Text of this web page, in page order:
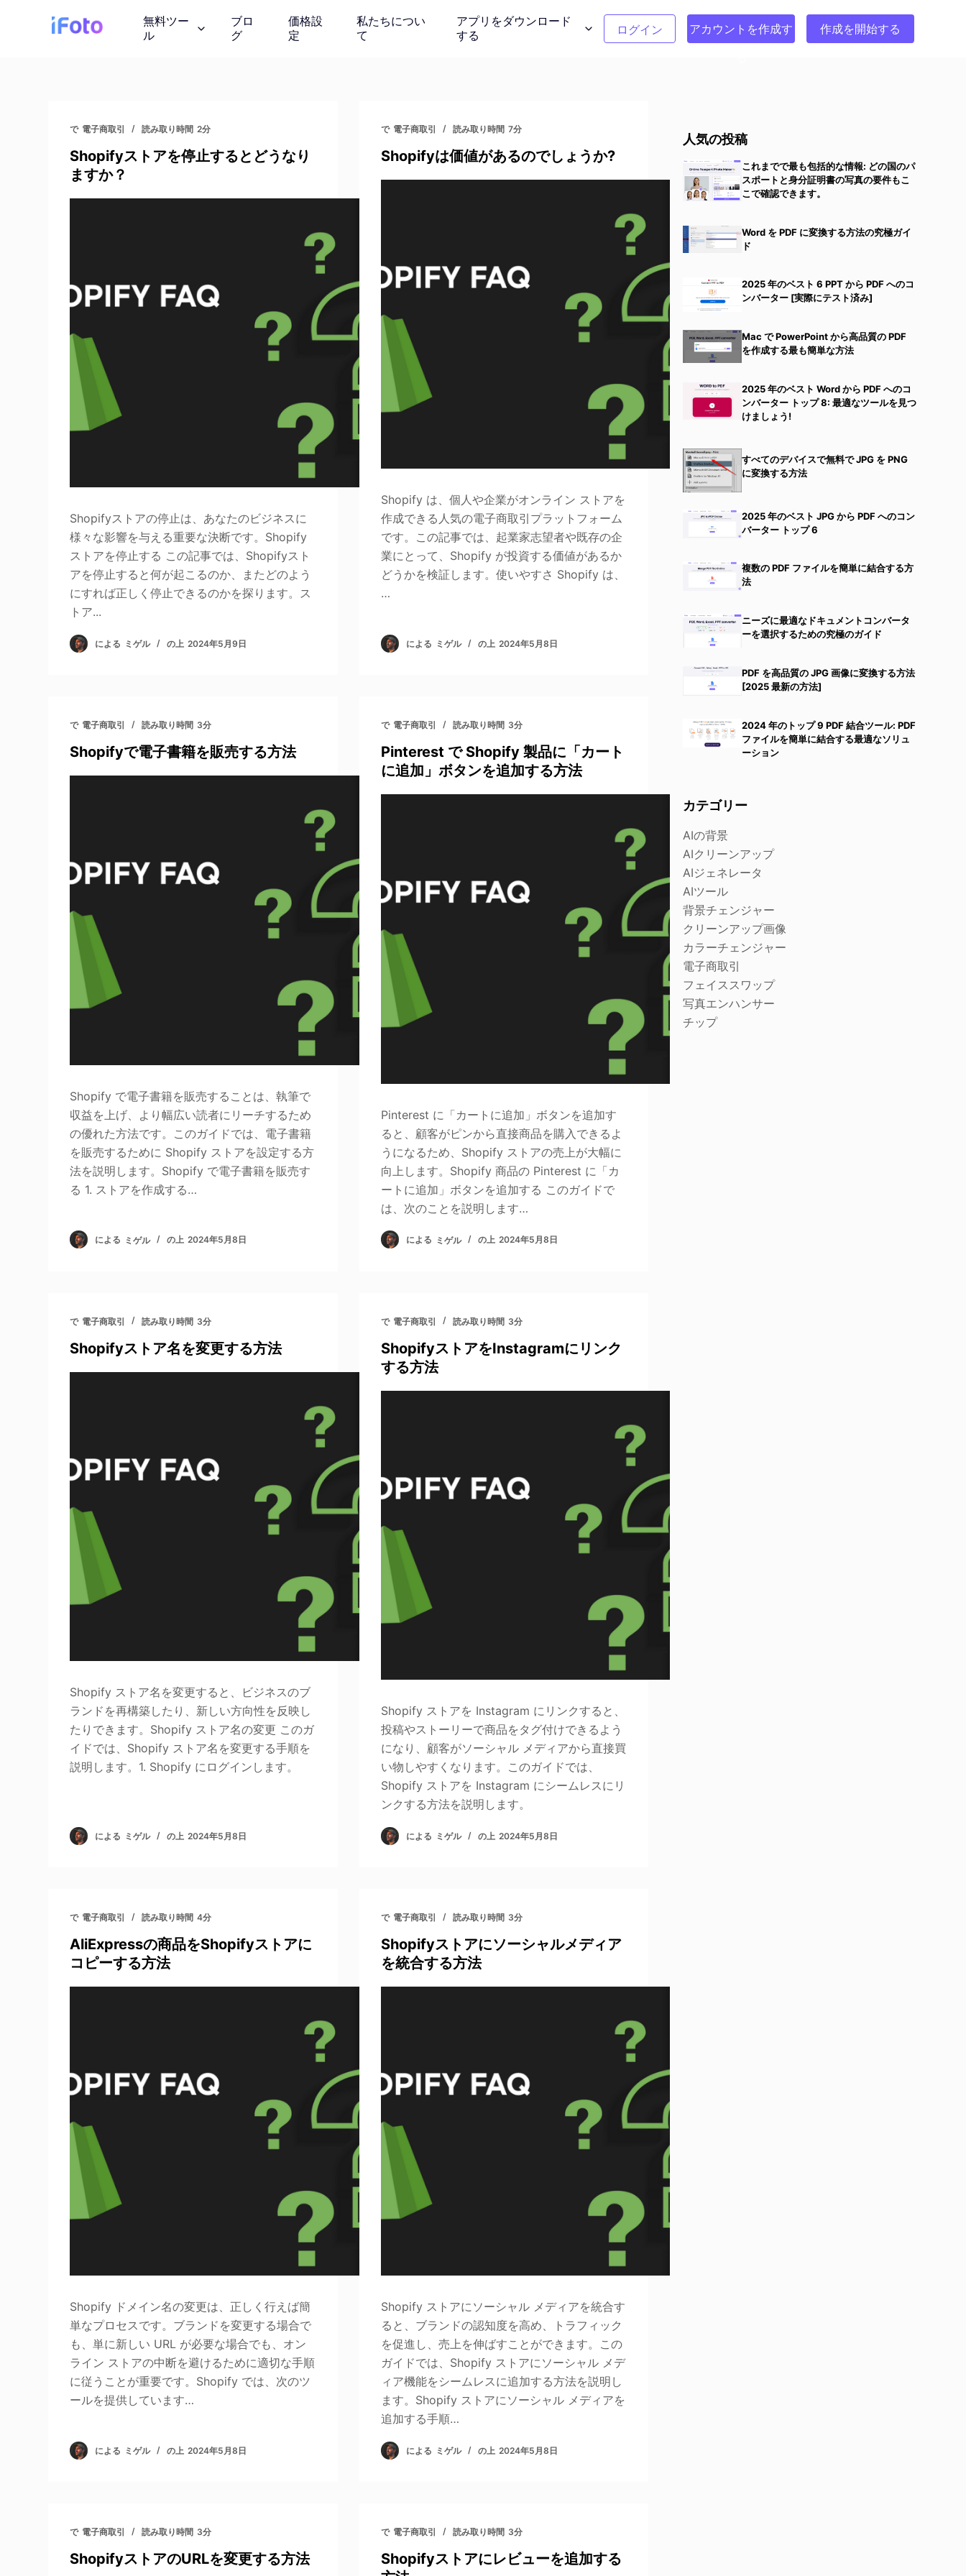
無料ツー
ル
背景チェンジャー 衣服の色の変更
ロイヤリティフリーの写真を再考しま
写真エンハンサー
画質を向上させる
ブロ
グ
価格設
定
私たちについ
て
アプリをダウンロード
する
ログイン
アカウントを作成す
作成を開始する
で 電子商取引 読み取り時間 2分
Shopifyストアを停止するとどうなり
ますか？
Shopifyストアの停止は、あなたのビジネスに
様々な影響を与える重要な決断です。Shopify
ストアを停止する この記事では、Shopifyスト
アを停止すると何が起こるのか、またどのよう
にすれば正しく停止できるのかを探ります。ス
トア...
による ミゲル の上 2024年5月9日
で 電子商取引 読み取り時間 7分
Shopifyは価値があるのでしょうか?
Shopify は、個人や企業がオンライン ストアを
作成できる人気の電子商取引プラットフォーム
です。この記事では、起業家志望者や既存の企
業にとって、Shopify が投資する価値があるか
どうかを検証します。使いやすさ Shopify は、
…
による ミゲル の上 2024年5月8日
で 電子商取引 読み取り時間 3分
Shopifyで電子書籍を販売する方法
Shopify で電子書籍を販売することは、執筆で
収益を上げ、より幅広い読者にリーチするため
の優れた方法です。このガイドでは、電子書籍
を販売するために Shopify ストアを設定する方
法を説明します。Shopify で電子書籍を販売す
る 1. ストアを作成する…
による ミゲル の上 2024年5月8日
で 電子商取引 読み取り時間 3分
Pinterest で Shopify 製品に「カート
に追加」ボタンを追加する方法
Pinterest に「カートに追加」ボタンを追加す
ると、顧客がピンから直接商品を購入できるよ
うになるため、Shopify ストアの売上が大幅に
向上します。Shopify 商品の Pinterest に「カ
ートに追加」ボタンを追加する このガイドで
は、次のことを説明します…
による ミゲル の上 2024年5月8日
で 電子商取引 読み取り時間 3分
Shopifyストア名を変更する方法
Shopify ストア名を変更すると、ビジネスのブ
ランドを再構築したり、新しい方向性を反映し
たりできます。Shopify ストア名の変更 このガ
イドでは、Shopify ストア名を変更する手順を
説明します。1. Shopify にログインします。
による ミゲル の上 2024年5月8日
で 電子商取引 読み取り時間 3分
ShopifyストアをInstagramにリンク
する方法
Shopify ストアを Instagram にリンクすると、
投稿やストーリーで商品をタグ付けできるよう
になり、顧客がソーシャル メディアから直接買
い物しやすくなります。このガイドでは、
Shopify ストアを Instagram にシームレスにリ
ンクする方法を説明します。
による ミゲル の上 2024年5月8日
で 電子商取引 読み取り時間 4分
AliExpressの商品をShopifyストアに
コピーする方法
Shopify ドメイン名の変更は、正しく行えば簡
単なプロセスです。ブランドを変更する場合で
も、単に新しい URL が必要な場合でも、オン
ライン ストアの中断を避けるために適切な手順
に従うことが重要です。Shopify では、次のツ
ールを提供しています…
による ミゲル の上 2024年5月8日
で 電子商取引 読み取り時間 3分
Shopifyストアにソーシャルメディア
を統合する方法
Shopify ストアにソーシャル メディアを統合す
ると、ブランドの認知度を高め、トラフィック
を促進し、売上を伸ばすことができます。この
ガイドでは、Shopify ストアにソーシャル メデ
ィア機能をシームレスに追加する方法を説明し
ます。Shopify ストアにソーシャル メディアを
追加する手順…
による ミゲル の上 2024年5月8日
で 電子商取引 読み取り時間 3分
ShopifyストアのURLを変更する方法
で 電子商取引 読み取り時間 3分
Shopifyストアにレビューを追加する
人気の投稿
これまでで最も包括的な情報: どの国のパ
スポートと身分証明書の写真の要件もこ
こで確認できます。
Word を PDF に変換する方法の究極ガイ
ド
2025 年のベスト 6 PPT から PDF へのコ
ンバーター [実際にテスト済み]
Mac で PowerPoint から高品質の PDF
を作成する最も簡単な方法
2025 年のベスト Word から PDF へのコ
ンバーター トップ 8: 最適なツールを見つ
けましょう!
すべてのデバイスで無料で JPG を PNG
に変換する方法
2025 年のベスト JPG から PDF へのコン
バーター トップ 6
複数の PDF ファイルを簡単に結合する方
法
ニーズに最適なドキュメントコンバータ
ーを選択するための究極のガイド
PDF を高品質の JPG 画像に変換する方法
[2025 最新の方法]
2024 年のトップ 9 PDF 結合ツール: PDF
ファイルを簡単に結合する最適なソリュ
ーション
カテゴリー
AIの背景
AIクリーンアップ
AIジェネレータ
AIツール
背景チェンジャー
クリーンアップ画像
カラーチェンジャー
電子商取引
フェイススワップ
写真エンハンサー
チップ